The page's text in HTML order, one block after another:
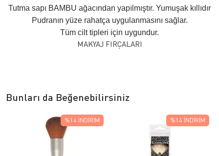
Tutma sapı BAMBU ağacından yapılmıştır. Yumuşak kıllıdır
Pudranın yüze rahatça uygulanmasını sağlar.
Tüm cilt tipleri için uygundur.
MAKYAJ FIRÇALARI
Bunları da Beğenebilirsiniz
%14 İNDIRIM %14 İNDIRIM